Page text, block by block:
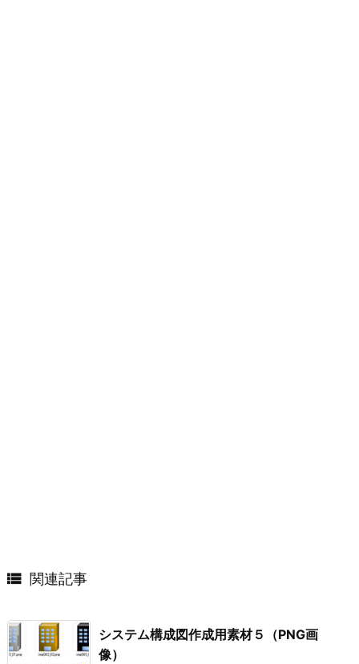
 関連記事
システム構成図作成用素材５（PNG画
像）